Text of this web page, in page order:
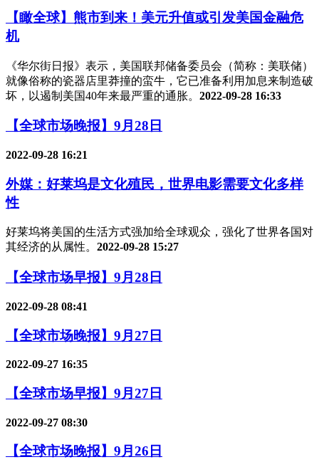
【瞰全球】熊市到来！美元升值或引发美国金融危
机
《华尔街日报》表示，美国联邦储备委员会（简称：美联储）
就像俗称的瓷器店里莽撞的蛮牛，它已准备利用加息来制造破
坏，以遏制美国40年来最严重的通胀。 2022-09-28 16:33
【全球市场晚报】9月28日
2022-09-28 16:21
外媒：好莱坞是文化殖民，世界电影需要文化多样
性
好莱坞将美国的生活方式强加给全球观众，强化了世界各国对
其经济的从属性。 2022-09-28 15:27
【全球市场早报】9月28日
2022-09-28 08:41
【全球市场晚报】9月27日
2022-09-27 16:35
【全球市场早报】9月27日
2022-09-27 08:30
【全球市场晚报】9月26日